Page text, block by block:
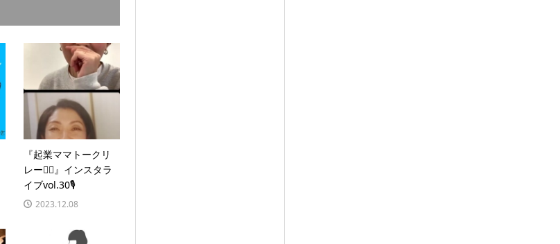
『起業ママトークリ
レー🏃‍♀️』インスタラ
イブvol.30🎙
2023.12.08